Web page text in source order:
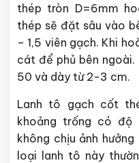
thép tròn D=6mm
thép sẽ đặt sâu vào
– 1,5 viên gạch. Khi
cát để phủ bên
50 và dày từ 2-3 cm.
Lanh tô gạch cốt
khoảng trống có độ
không chịu ảnh
loại lanh tô này